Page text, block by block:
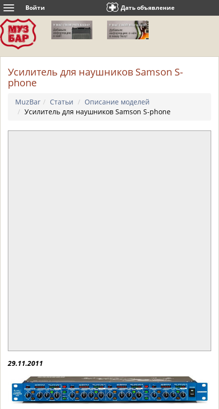
Toggle
navigation
Войти Дать объявление
Усилитель для наушников Samson S-
phone
MuzBar Статьи
Описание моделей
Усилитель для наушников Samson S-phone
29.11.2011